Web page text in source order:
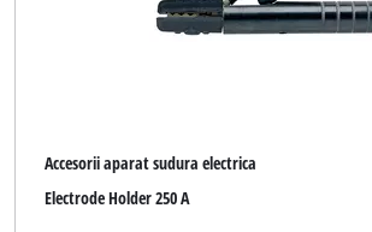
Accesorii aparat sudura electrica
Electrode Holder 250 A